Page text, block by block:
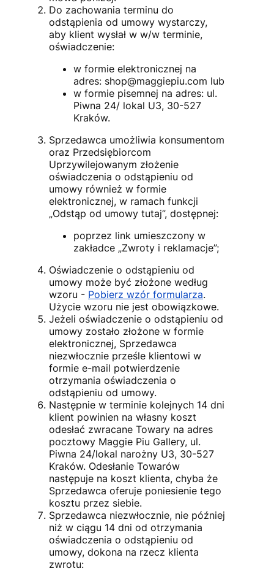
Do zachowania terminu do
odstąpienia od umowy wystarczy,
aby klient wysłał w w/w terminie,
oświadczenie:
w formie elektronicznej na
adres: shop@maggiepiu.com lub
w formie pisemnej na adres: ul.
Piwna 24/ lokal U3, 30-527
Kraków.
Sprzedawca umożliwia konsumentom
oraz Przedsiębiorcom
Uprzywilejowanym złożenie
oświadczenia o odstąpieniu od
umowy również w formie
elektronicznej, w ramach funkcji
„Odstąp od umowy tutaj”, dostępnej:
poprzez link umieszczony w
zakładce „Zwroty i reklamacje”;
Oświadczenie o odstąpieniu od
umowy może być złożone według
wzoru - Pobierz wzór formularza.
Użycie wzoru nie jest obowiązkowe.
Jeżeli oświadczenie o odstąpieniu od
umowy zostało złożone w formie
elektronicznej, Sprzedawca
niezwłocznie prześle klientowi w
formie e-mail potwierdzenie
otrzymania oświadczenia o
odstąpieniu od umowy.
Następnie w terminie kolejnych 14 dni
klient powinien na własny koszt
odesłać zwracane Towary na adres
pocztowy Maggie Piu Gallery, ul.
Piwna 24/lokal narożny U3, 30-527
Kraków. Odesłanie Towarów
następuje na koszt klienta, chyba że
Sprzedawca oferuje poniesienie tego
kosztu przez siebie.
Sprzedawca niezwłocznie, nie później
niż w ciągu 14 dni od otrzymania
oświadczenia o odstąpieniu od
umowy, dokona na rzecz klienta
zwrotu: